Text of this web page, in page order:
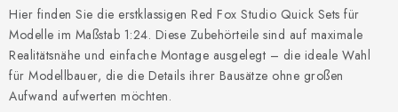
WARHAMMER
ASK PRODUKTE
NEUHEITEN
Hier finden Sie die erstklassigen Red Fox Studio Quick Sets für
Modelle im Maßstab 1:24. Diese Zubehörteile sind auf maximale
Realitätsnähe und einfache Montage ausgelegt – die ideale Wahl
für Modellbauer, die die Details ihrer Bausätze ohne großen
Aufwand aufwerten möchten.